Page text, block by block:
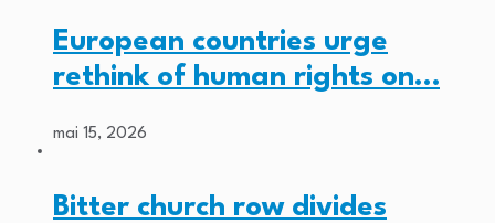
European countries urge
rethink of human rights on…
mai 15, 2026
Bitter church row divides